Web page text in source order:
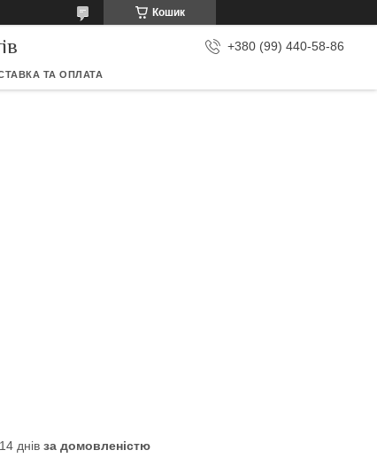
Кошик
+380 (99) 440-58-86
ТА ОПЛАТА
днів за домовленістю